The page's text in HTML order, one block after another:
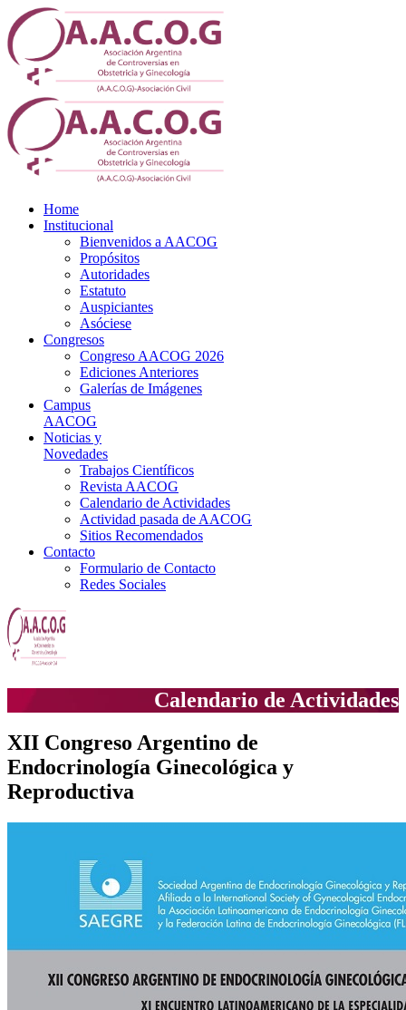
Home
Institucional
Bienvenidos a AACOG
Propósitos
Autoridades
Estatuto
Auspiciantes
Asóciese
Congresos
Congreso AACOG 2026
Ediciones Anteriores
Galerías de Imágenes
Campus
AACOG
Noticias y
Novedades
Trabajos Científicos
Revista AACOG
Calendario de Actividades
Actividad pasada de AACOG
Sitios Recomendados
Contacto
Formulario de Contacto
Redes Sociales
Calendario de Actividades
XII Congreso Argentino de
Endocrinología Ginecológica y
Reproductiva